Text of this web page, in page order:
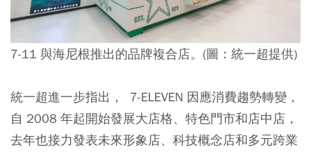
7-11 與海尼根推出的品牌複合店。(圖：統一超提供)
統一超進一步指出， 7-ELEVEN 因應消費趨勢轉變，
自 2008 年起開始發展大店格、特色門市和店中店，
去年也接力發表未來形象店、科技概念店和多元跨業